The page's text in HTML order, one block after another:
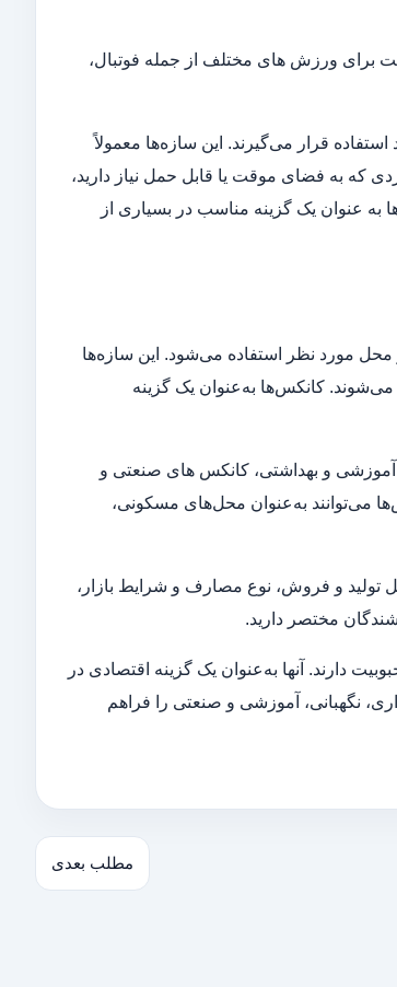
برای ورزش‌ های مختلف از جمله فوتبال،
قرار می‌گیرند. این سازه‌ها معمولاً
که به فضای موقت یا قابل حمل نیاز دارید،
به‌ عنوان یک گزینه مناسب در بسیاری از
مورد نظر استفاده می‌شود. این سازه‌ها
کانکس‌ها به‌عنوان یک گزینه
آموزشی و بهداشتی، کانکس‌ های صنعتی و
می‌توانند به‌عنوان محل‌های مسکونی،
تولید و فروش، نوع مصارف و شرایط بازار،
مختصر دارید.
دارند. آنها به‌عنوان یک گزینه اقتصادی در
نگهبانی، آموزشی و صنعتی را فراهم
مطلب بعدی